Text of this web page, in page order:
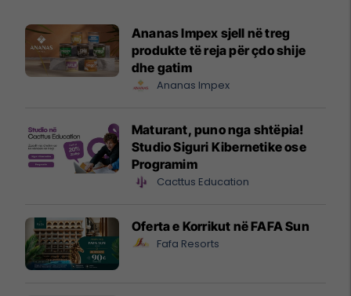
Ananas Impex sjell në treg
produkte të reja për çdo shije
dhe gatim
Ananas Impex
Maturant, puno nga shtëpia!
Studio Siguri Kibernetike ose
Programim
Cacttus Education
Oferta e Korrikut në FAFA Sun
Fafa Resorts